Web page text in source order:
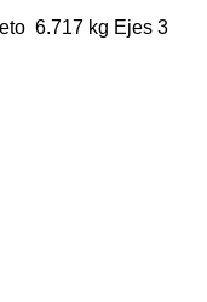
6.717 kg Ejes 3